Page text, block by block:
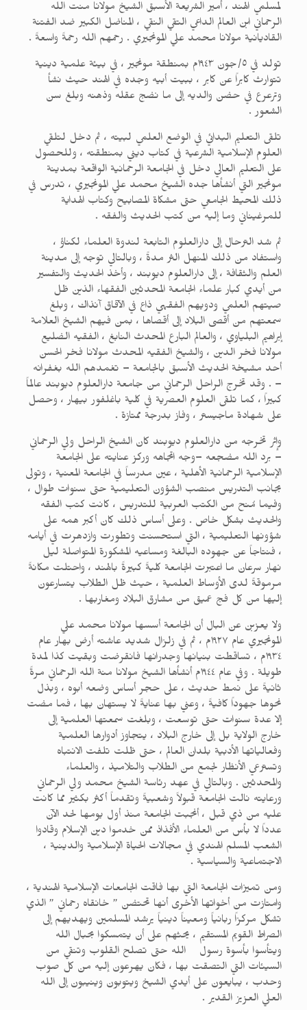
لمسلمي الهند ، أمير الشريعة الأسبق الشيخ مولانا منت الله
الرحماني ابن العالم الداعي التقي النقي ، المناضل الكبير ضد الفتنة
القاديانية مولانا محمد علي المونجيري . رحمهم الله رحمةً واسعةً .
تولد في ٥/جون ١٩٤٣م بمنطقة مونجير ، في بيئة علمية دينية
تتوارث كابراً عن كابر ، ببيت أبيه وجده في الهند حيث نشأ
وترعرع في حضن والديه إلى ما نضج عقله وذهنه وبلغ سن
الشعور .
تلقى التعليم البدائي في الوضع العلمي لبيته ، ثم دخل لتلقي
العلوم الإسلامية الشرعية في كتاب ديني بمنطقته ، وللحصول
على التعليم العالي دخل في الجامعة الرحمانية الواقعة بمدينة
مونجير التي أنشأها جده الشيخ محمد علي المونجيري ، تدرس في
ذلك المحيط الجامعي حتى مشكاة المصابيح وكتاب الهداية
للمرغيناني وما إليه من كتب الحديث والفقه .
ثم شد الترحال إلى دارالعلوم التابعة لندوة العلماء لكناؤ ،
واستفاد من ذلك المنهل الثر مدةً ، وبالتالي توجه إلى مدينة
العلم والثقافة ، إلى دارالعلوم ديوبند ، وأخذ الحديث والتفسير
من أيدي كبار علماء الجامعة المحدثين الفقهاء الذين ظل
صيتهم العلمي ودويهم الفقهي ذاع في الآفاق آنذاك ، وبلغ
سمعتهم من أقصى البلاد إلى أقصاها ، بمن فيهم الشيخ العلامة
إبراهيم البلياوي ، والعالم البارع المحدث النابغ ، الفقيه الضليع
مولانا فخر الدين ، والشيخ الفقيه المحدث مولانا فخر الحسن
أحد مشيخة الحديث الأسبق بالجامعة – تغمدهم الله بغفرانه
– . وقد تخرج الراحل الرحماني من جامعة دارالعلوم ديوبند عالماً
كبيراً ، كما تلقى العلوم العصرية في كلية باغلفور بيهار ، وحصل
على شهادة ماجيستر ، وفاز بدرجة ممتازة .
وإثر تخرجه من دارالعلوم ديوبند كان الشيخ الراحل ولي الرحماني
– برد الله مضجعه –وجه اتجاهه وركز عنايته على الجامعة
الإسلامية الرحمانية الأهلية ، عين مدرساً في الجامعة المعنية ، وتولى
بجانب التدريس منصب الشؤون التعليمية حتى سنوات طوال ،
وفيما مُنح من الكتب العربية للتدريس ، كانت كتب الفقه
والحديث بشكل خاص . وعلى أساس ذلك كان أكبر همه على
شؤونها التعليمية ، التي استحسنت وتطورت وازدهرت في أيامه
، فنتاجاً عن جهوده البالغة ومساعيه المشكورة المتواصلة ليل
نهار سرعان ما اعتبرت الجامعة كليةً كبيرةً بالهند ، واحتلت مكانةً
مرموقةً لدى الأوساط العلمية ، حيث ظل الطلاب يتسارعون
إليها من كل فج عميق من مشارق البلاد ومغاربها .
ولا يعزبن عن البال أن الجامعة أسسها مولانا محمد علي
المونجيري عام ١٩٢٧م ، ثم في زلزال شديد عاشته أرض بهار عام
١٩٣٤م ، تساقطت بنيانها وجدرانها فانقرضت وبقيت كذا لمدة
طويلة . وفي عام ١٩٤٤م أنشأها الشيخ مولانا منة الله الرحماني مرةً
ثانيةً على نمط حديث ، على حجر أساس وضعه أبوه ، وبذل
نحوها جهوداً كافيةً ، وعني بها عنايةً لا يستهان بها ، فما مضت
إلا عدة سنوات حتى توسعت ، وبلغت سمعتها العلمية إلى
خارج الولاية بل إلى خارج البلاد ، يتجاوز أدوارها العلمية
وفعالياتها الأدبية بلدان العالم ، حتى ظلت تلفت الانتباه
وتسترعي الأنظار لجمع من الطلاب والتلاميذ ، والعلماء
والمحدثين . وبالتالي في عهد رئاسة الشيخ محمد ولي الرحماني
ورعايته نالت الجامعة قبولاً وشعبيةً وتقدماً أكثر بكثير مما كانت
عليه من ذي قبل ، أنجبت الجامعة منذ أول يومها لحد الآن
عدداً لا بأس من العلماء الأفذاذ ممن خدموا دين الإسلام وقادوا
الشعب المسلم الهندي في مجالات الحياة الإسلامية والدينية ،
الاجتماعية والسياسية .
ومن تميزات الجامعة التي بها فاقت الجامعات الإسلامية الهندية ،
وامتازت من أخواتها الأخرى أنها تحتضن ” خانقاه رحماني ” الذي
تشكل مركزاً ربانياً ومعيناً دينياً يرشد المسلمين ويهديهم إلى
الصراط القويم المستقيم ، يحثهم على أن يتمسكوا بحبال الله
ويتأسوا بأسوة رسول الله حتى تصلح القلوب وتنقي من
السيئات التي التصقت بها ، فكان يهرعون إليه من كل صوب
وحدب ، يبايعون على أيدي الشيخ ويتوبون وينيبون إلى الله
العلي العزيز القدير .